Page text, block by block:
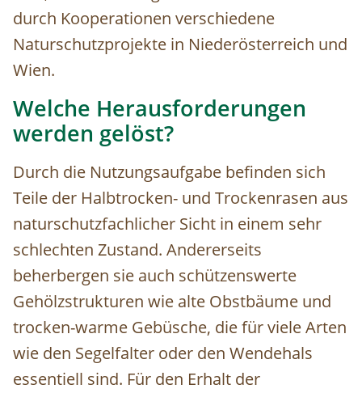
durch Kooperationen verschiedene
Naturschutzprojekte in Niederösterreich und
Wien.
Welche Herausforderungen
werden gelöst?
Durch die Nutzungsaufgabe befinden sich
Teile der Halbtrocken- und Trockenrasen aus
naturschutzfachlicher Sicht in einem sehr
schlechten Zustand. Andererseits
beherbergen sie auch schützenswerte
Gehölzstrukturen wie alte Obstbäume und
trocken-warme Gebüsche, die für viele Arten
wie den Segelfalter oder den Wendehals
essentiell sind. Für den Erhalt der